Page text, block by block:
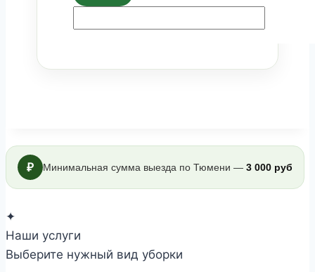
₽ Минимальная сумма выезда по Тюмени — 3 000 руб
✦
Наши услуги
Выберите нужный вид уборки